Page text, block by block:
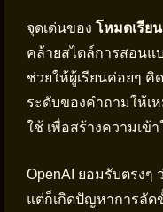
จุดเด่นของ โหมดเรีย
คล้ายสไตล์การสอนแ
ช่วยให้ผู้เรียนค่อยๆ คิ
ระดับของคำถามให้เ
ใช้ เพื่อสร้างความเข้
OpenAI ยอมรับตรงๆ
แต่ก็เกิดปัญหาการลัด